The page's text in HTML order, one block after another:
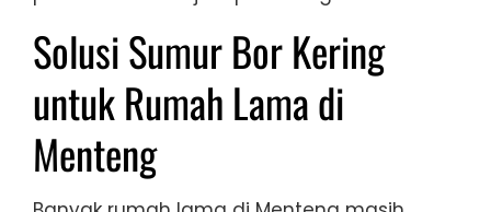
Solusi Sumur Bor Kering
untuk Rumah Lama di
Menteng